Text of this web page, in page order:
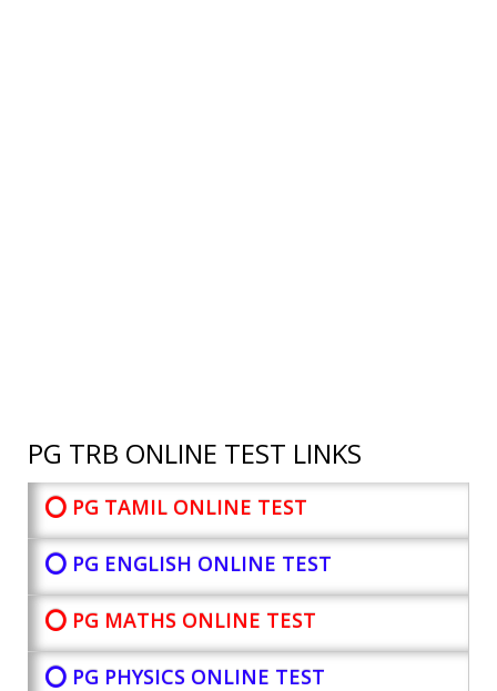
PG TRB ONLINE TEST LINKS
⭕ PG TAMIL ONLINE TEST
⭕ PG ENGLISH ONLINE TEST
⭕ PG MATHS ONLINE TEST
⭕ PG PHYSICS ONLINE TEST